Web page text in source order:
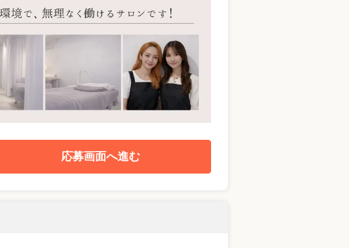
応募画面へ進む